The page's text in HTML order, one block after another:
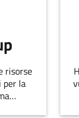
risorse
per la